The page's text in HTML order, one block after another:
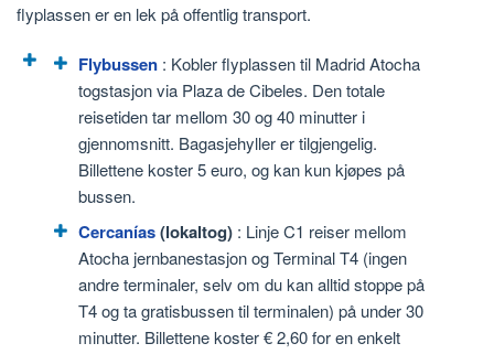
flyplassen er en lek på offentlig transport.
Flybussen : Kobler flyplassen til Madrid Atocha
togstasjon via Plaza de Cibeles. Den totale
reisetiden tar mellom 30 og 40 minutter i
gjennomsnitt. Bagasjehyller er tilgjengelig.
Billettene koster 5 euro, og kan kun kjøpes på
bussen.
Cercanías(lokaltog) : Linje C1 reiser mellom
Atocha jernbanestasjon og Terminal T4 (ingen
andre terminaler, selv om du kan alltid stoppe på
T4 og ta gratisbussen til terminalen) på under 30
minutter. Billettene koster € 2,60 for en enkelt